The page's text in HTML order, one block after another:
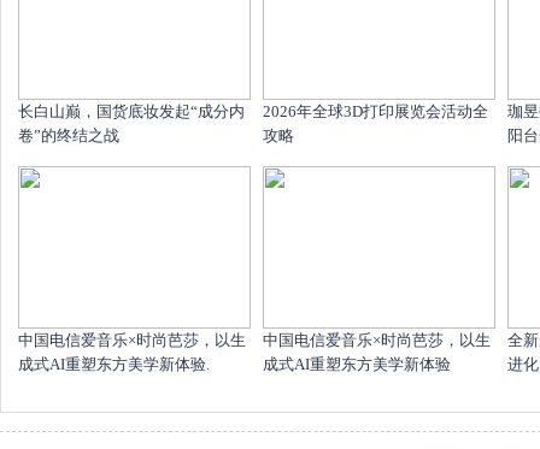
长白山巅，国货底妆发起“成分内
卷”的终结之战
2026年全球3D打印展览会活动全
攻略
珈
阳
中国电信爱音乐×时尚芭莎，以生
成式AI重塑东方美学新体验.
中国电信爱音乐×时尚芭莎，以生
成式AI重塑东方美学新体验
全
进化